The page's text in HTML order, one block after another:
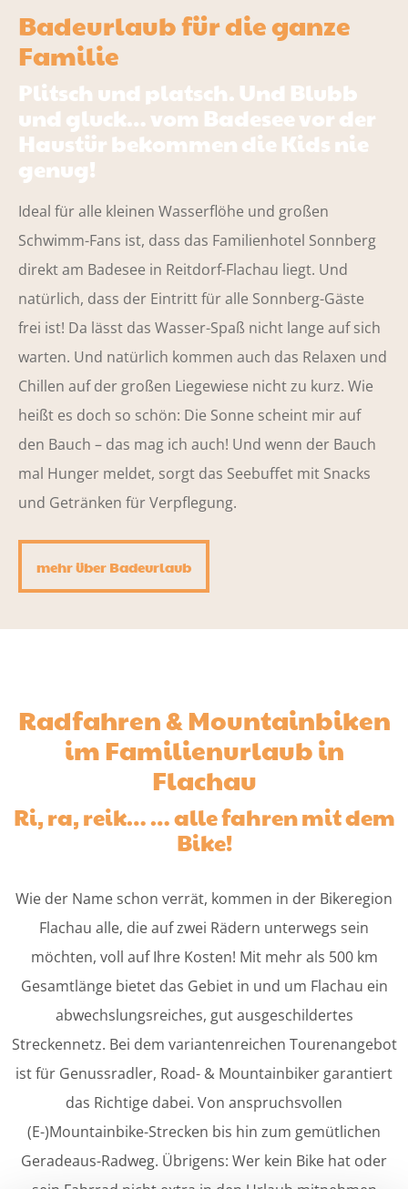
Badeurlaub für die ganze
Familie
Plitsch und platsch. Und Blubb
und gluck… vom Badesee vor der
Haustür bekommen die Kids nie
genug!
Ideal für alle kleinen Wasserflöhe und großen
Schwimm-Fans ist, dass das Familienhotel Sonnberg
direkt am Badesee in Reitdorf-Flachau liegt. Und
natürlich, dass der Eintritt für alle Sonnberg-Gäste
frei ist! Da lässt das Wasser-Spaß nicht lange auf sich
warten. Und natürlich kommen auch das Relaxen und
Chillen auf der großen Liegewiese nicht zu kurz. Wie
heißt es doch so schön: Die Sonne scheint mir auf
den Bauch – das mag ich auch! Und wenn der Bauch
mal Hunger meldet, sorgt das Seebuffet mit Snacks
und Getränken für Verpflegung.
mehr über Badeurlaub
Radfahren & Mountainbiken
im Familienurlaub in
Flachau
Ri, ra, reik… … alle fahren mit dem
Bike!
Wie der Name schon verrät, kommen in der Bikeregion
Flachau alle, die auf zwei Rädern unterwegs sein
möchten, voll auf Ihre Kosten! Mit mehr als 500 km
Gesamtlänge bietet das Gebiet in und um Flachau ein
abwechslungsreiches, gut ausgeschildertes
Streckennetz. Bei dem variantenreichen Tourenangebot
ist für Genussradler, Road- & Mountainbiker garantiert
das Richtige dabei. Von anspruchsvollen
(E-)Mountainbike-Strecken bis hin zum gemütlichen
Geradeaus-Radweg. Übrigens: Wer kein Bike hat oder